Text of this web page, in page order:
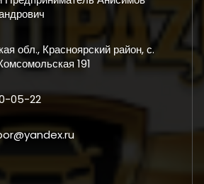
обл., Красноярский район, с.
191
05-22